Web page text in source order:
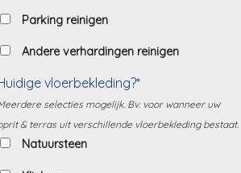
Parking reinigen
Andere verhardingen reinigen
vloerbekleding?*
selecties mogelijk. Bv. voor wanneer uw
& terras uit verschillende vloerbekleding bestaat.
Natuursteen